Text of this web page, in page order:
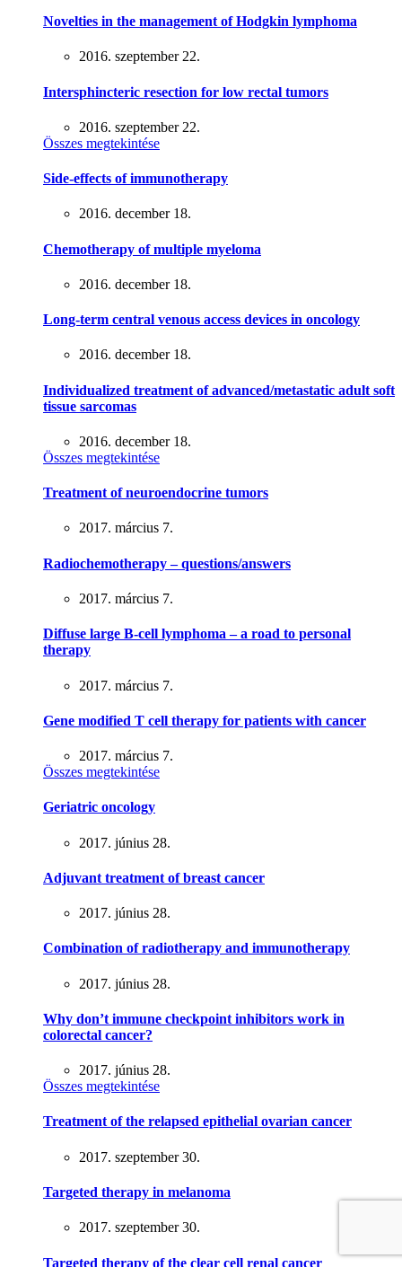
Novelties in the management of Hodgkin lymphoma
2016. szeptember 22.
Intersphincteric resection for low rectal tumors
2016. szeptember 22.
Összes megtekintése
Side-effects of immunotherapy
2016. december 18.
Chemotherapy of multiple myeloma
2016. december 18.
Long-term central venous access devices in oncology
2016. december 18.
Individualized treatment of advanced/metastatic adult soft
tissue sarcomas
2016. december 18.
Összes megtekintése
Treatment of neuroendocrine tumors
2017. március 7.
Radiochemotherapy – questions/answers
2017. március 7.
Diffuse large B-cell lymphoma – a road to personal
therapy
2017. március 7.
Gene modified T cell therapy for patients with cancer
2017. március 7.
Összes megtekintése
Geriatric oncology
2017. június 28.
Adjuvant treatment of breast cancer
2017. június 28.
Combination of radiotherapy and immunotherapy
2017. június 28.
Why don’t immune checkpoint inhibitors work in
colorectal cancer?
2017. június 28.
Összes megtekintése
Treatment of the relapsed epithelial ovarian cancer
2017. szeptember 30.
Targeted therapy in melanoma
2017. szeptember 30.
Targeted therapy of the clear cell renal cancer